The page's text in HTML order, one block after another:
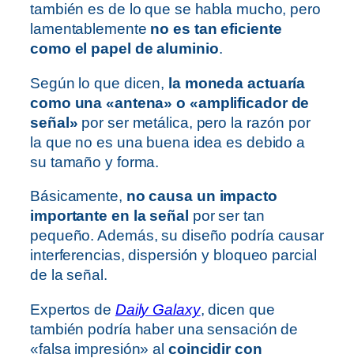
también es de lo que se habla mucho, pero
lamentablemente no es tan eficiente
como el papel de aluminio.
Según lo que dicen, la moneda actuaría
como una «antena» o «amplificador de
señal» por ser metálica, pero la razón por
la que no es una buena idea es debido a
su tamaño y forma.
Básicamente, no causa un impacto
importante en la señal por ser tan
pequeño. Además, su diseño podría causar
interferencias, dispersión y bloqueo parcial
de la señal.
Expertos de Daily Galaxy, dicen que
también podría haber una sensación de
«falsa impresión» al coincidir con